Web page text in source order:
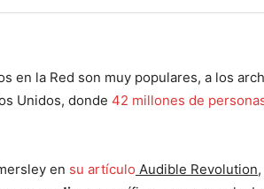
en la Red son muy populares, a los
Unidos, donde 42 millones de
en su artículo Audible Revolution